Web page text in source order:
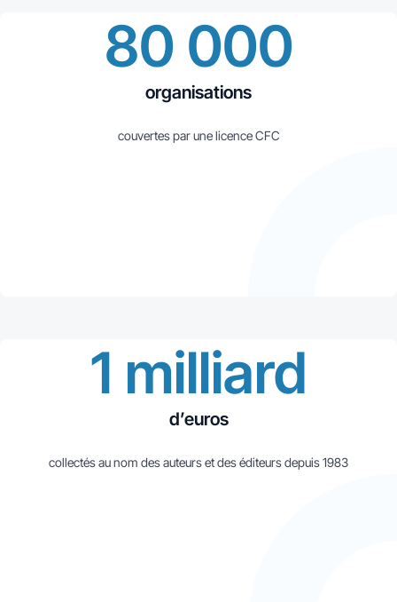
80 000
organisations
couvertes par une licence CFC
1 milliard
d’euros
collectés au nom des auteurs et des éditeurs depuis 1983